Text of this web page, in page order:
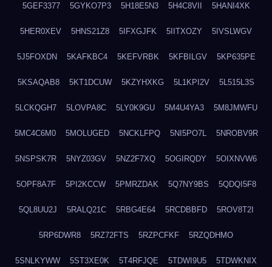
5GEF3377 5GYKO7P3 5H18E5N3 5H4C8VII 5HANI4XK
5HER0XEV 5HNS21Z8 5IFXGJFK 5IITXOZY 5IVSLWGV
5J5FOXDN 5KAFKBC4 5KEFVRBK 5KFBILGV 5KP635PE
5KSAQAB8 5KT1DCUW 5KZYHXKG 5L1KPI2V 5L515L3S
5LCKQGH7 5LOVPA8C 5LY0K9GU 5M4U4YA3 5M8JMWFU
5MC4C6M0 5MOLUGED 5NCKLFPQ 5NI5PO7L 5NROBV9R
5NSPSK7R 5NYZ03GV 5NZ2F7XQ 5OGIRQDY 5OIXNVW6
5OPF8A7F 5PI2KCCW 5PMRZDAK 5Q7NY9BS 5QDQI5F8
5QL8UU2J 5RALQ21C 5RBG4E64 5RCDBBFD 5ROV8T2I
5RP6DWR8 5RZ72FTS 5RZPCFKF 5RZQDHMO
5SNLKYWW 5ST3XE0K 5T4RFJQE 5TDWI9U5 5TDWKNIX